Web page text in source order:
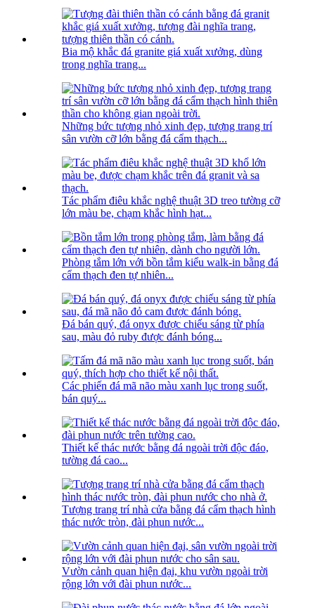
Bia mộ khắc đá granite giá xuất xưởng, dùng
trong nghĩa trang...
Những bức tượng nhỏ xinh đẹp, tượng trang trí
sân vườn cỡ lớn bằng đá cẩm thạch...
Tác phẩm điêu khắc nghệ thuật 3D treo tường cỡ
lớn màu be, chạm khắc hình hạt...
Phòng tắm lớn với bồn tắm kiểu walk-in bằng đá
cẩm thạch đen tự nhiên...
Đá bán quý, đá onyx được chiếu sáng từ phía
sau, màu đỏ ruby ​​được đánh bóng...
Các phiến đá mã não màu xanh lục trong suốt,
bán quý...
Thiết kế thác nước bằng đá ngoài trời độc đáo,
tường đá cao...
Tượng trang trí nhà cửa bằng đá cẩm thạch hình
thác nước tròn, đài phun nước...
Vườn cảnh quan hiện đại, khu vườn ngoài trời
rộng lớn với đài phun nước...